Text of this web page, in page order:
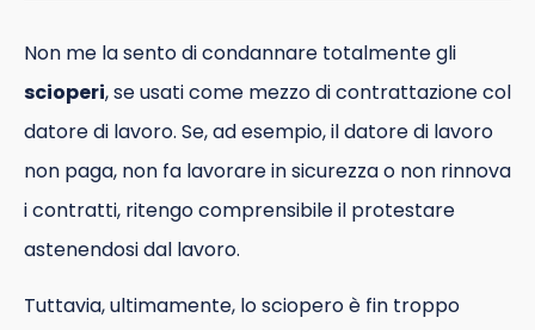
Non me la sento di condannare totalmente gli
scioperi, se usati come mezzo di contrattazione col
datore di lavoro. Se, ad esempio, il datore di lavoro
non paga, non fa lavorare in sicurezza o non rinnova
i contratti, ritengo comprensibile il protestare
astenendosi dal lavoro.
Tuttavia, ultimamente, lo sciopero è fin troppo